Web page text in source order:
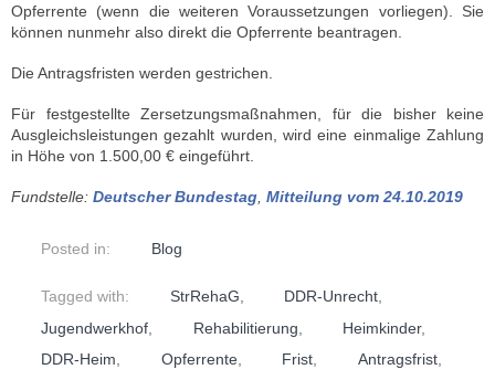
Opferrente (wenn die weiteren Voraussetzungen vorliegen). Sie
können nunmehr also direkt die Opferrente beantragen.
Die Antragsfristen werden gestrichen.
Für festgestellte Zersetzungsmaßnahmen, für die bisher keine
Ausgleichsleistungen gezahlt wurden, wird eine einmalige Zahlung
in Höhe von 1.500,00 € eingeführt.
Fundstelle: Deutscher Bundestag Mitteilung vom 24.10.2019
Posted in: Blog
Tagged with: StrRehaG, DDR-Unrecht,
Jugendwerkhof
Rehabilitierung Heimkinder,
DDR-Heim
Opferrente, Frist Antragsfrist,